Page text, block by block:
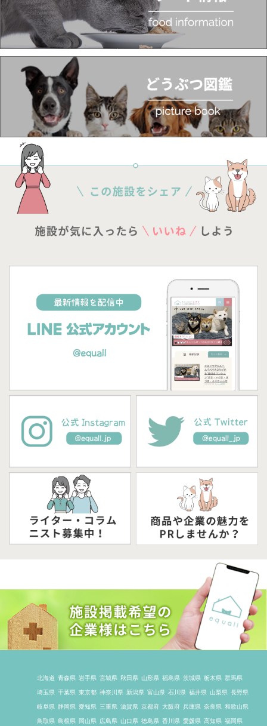
北海道 青森県 岩手県 宮城県 秋田県 山形県 福島県 茨城県 栃木県 群馬県
埼玉県 千葉県 東京都 神奈川県 新潟県 富山県 石川県 福井県 山梨県 長野県
岐阜県 静岡県 愛知県 三重県 滋賀県 京都府 大阪府 兵庫県 奈良県 和歌山県
鳥取県 島根県 岡山県 広島県 山口県 徳島県 香川県 愛媛県 高知県 福岡県